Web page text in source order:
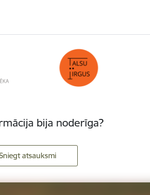
bija noderīga?
atsauksmi